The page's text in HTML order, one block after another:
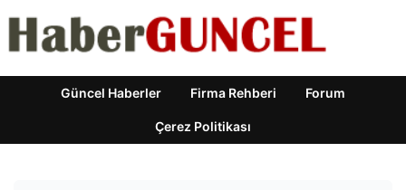
Güncel Haberler Firma Rehberi Forum
Çerez Politikası